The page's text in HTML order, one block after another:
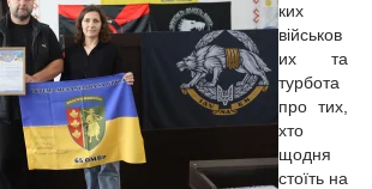
ких
військов
их та
турбота
про тих,
хто
щодня
стоїть на